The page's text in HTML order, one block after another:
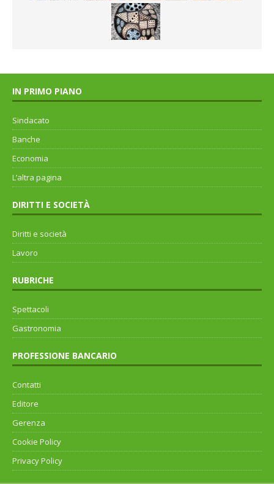
IN PRIMO PIANO
Sindacato
Banche
Economia
L’altra pagina
DIRITTI E SOCIETÀ
Diritti e società
Lavoro
RUBRICHE
Spettacoli
Gastronomia
PROFESSIONE BANCARIO
Contatti
Editore
Gerenza
Cookie Policy
Privacy Policy